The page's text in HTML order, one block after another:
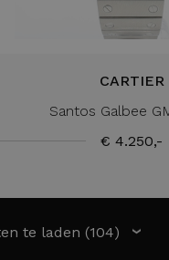
CARTIER
Santos Galbee
€ 4.250,-
te laden (104) ›